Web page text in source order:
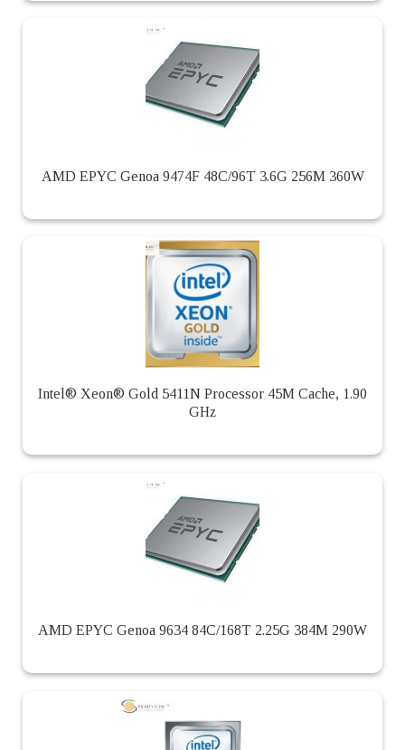
AMD EPYC Genoa 9474F 48C/96T 3.6G 256M 360W
Intel® Xeon® Gold 5411N Processor 45M Cache, 1.90
GHz
AMD EPYC Genoa 9634 84C/168T 2.25G 384M 290W